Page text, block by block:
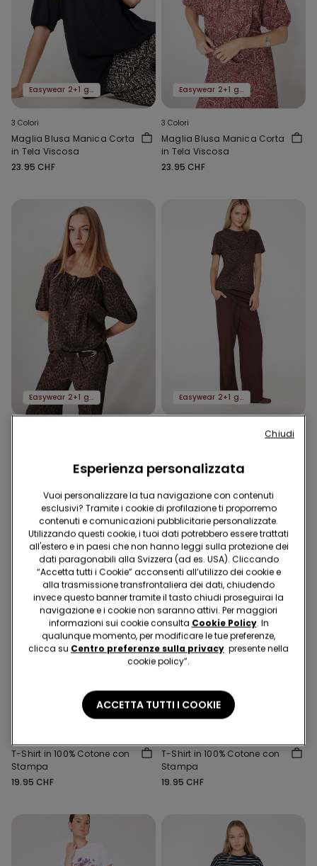
Easywear 2+1 gratis
3 Colori
Maglia Blusa Manica Corta
in Tela Viscosa
23.95 CHF
Easywear 2+1 gratis
3 Colori
Maglia Blusa Manica Corta
in Tela Viscosa
23.95 CHF
Easywear 2+1 gratis Easywear 2+1 gratis
19.95 CHF
T-Shirt in 100% Cotone con
Stampa
19.95 CHF
T-Shirt in 100% Cotone con
Stampa
19.95 CHF
Esperienza personalizzata
Vuoi personalizzare la tua navigazione con contenuti
esclusivi? Tramite i cookie di profilazione ti proporremo
contenuti e comunicazioni pubblicitarie personalizzate.
Utilizzando questi cookie, i tuoi dati potrebbero essere trattati
all'estero e in paesi che non hanno leggi sulla protezione dei
dati paragonabili alla Svizzera (ad es. USA). Cliccando
“Accetta tutti i Cookie” acconsenti all’utilizzo dei cookie e
alla trasmissione transfrontaliera dei dati, chiudendo
invece questo banner tramite il tasto chiudi proseguirai la
navigazione e i cookie non saranno attivi. Per maggiori
informazioni sui cookie consulta Cookie Policy. In
qualunque momento, per modificare le tue preferenze,
clicca su Centro preferenze sulla privacy presente nella
cookie policy”.
ACCETTA TUTTI I COOKIE
Chiudi